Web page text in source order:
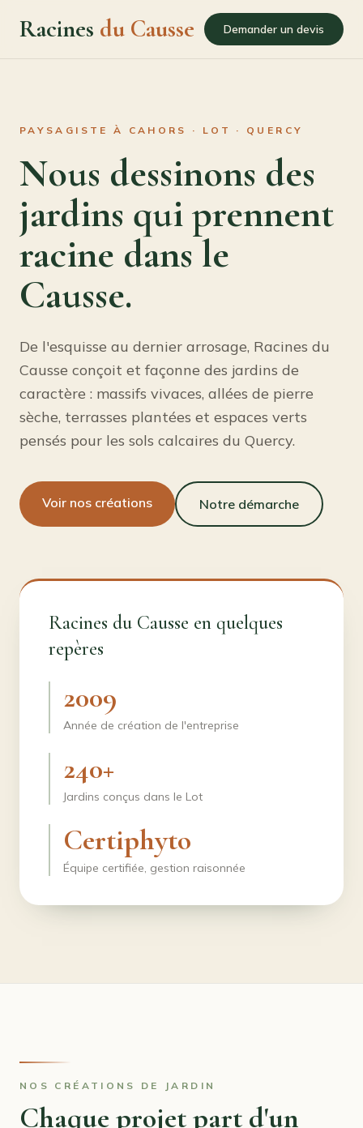
Racines du Causse Demander un devis
PAYSAGISTE À CAHORS · LOT · QUERCY
Nous dessinons des
jardins qui prennent
racine dans le
Causse.
De l'esquisse au dernier arrosage, Racines du
Causse conçoit et façonne des jardins de
caractère : massifs vivaces, allées de pierre
sèche, terrasses plantées et espaces verts
pensés pour les sols calcaires du Quercy.
Voir nos créations Notre démarche
Racines du Causse en quelques
repères
2009
Année de création de l'entreprise
240+
Jardins conçus dans le Lot
Certiphyto
Équipe certifiée, gestion raisonnée
NOS CRÉATIONS DE JARDIN
Chaque projet part d'un